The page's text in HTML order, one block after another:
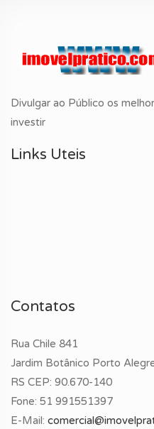
Divulgar ao Público os
investir
Links Uteis
Contatos
Rua Chile 841
Jardim Botânico Porto
RS CEP: 90.670-140
Fone: 51 991551397
E-Mail: